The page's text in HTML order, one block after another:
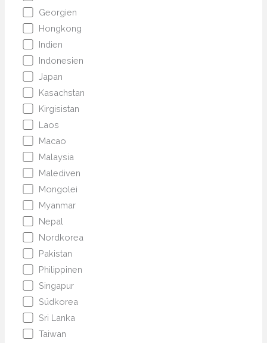
Georgien
Hongkong
Indien
Indonesien
Japan
Kasachstan
Kirgisistan
Laos
Macao
Malaysia
Malediven
Mongolei
Myanmar
Nepal
Nordkorea
Pakistan
Philippinen
Singapur
Südkorea
Sri Lanka
Taiwan